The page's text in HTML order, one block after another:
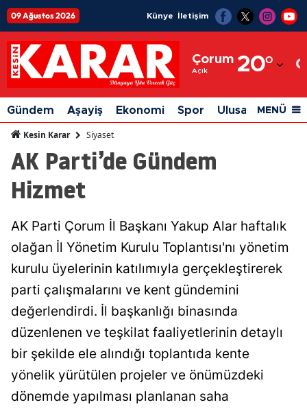
09 Ağustos 2026 Künye İletişim
Çorum
Açık 20°
Adıyaman
Afyonkarahisar
Ağrı
Amasya
Aydın
Balıkesir
Bingöl
Bitlis
Gündem Aşayiş Ekonomi Spor Ulusal Siyaset
MENÜ
Kesin Karar Siyaset
AK Parti’de Gündem
Hizmet
AK Parti Çorum İl Başkanı Yakup Alar haftalık
olağan İl Yönetim Kurulu Toplantısı'nı yönetim
kurulu üyelerinin katılımıyla gerçekleştirerek
parti çalışmalarını ve kent gündemini
değerlendirdi. İl başkanlığı binasında
düzenlenen ve teşkilat faaliyetlerinin detaylı
bir şekilde ele alındığı toplantıda kente
yönelik yürütülen projeler ve önümüzdeki
dönemde yapılması planlanan saha